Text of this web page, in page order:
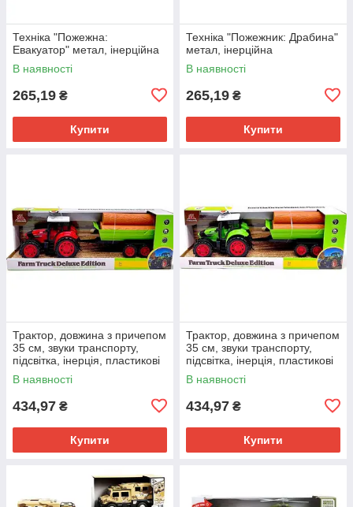
Техніка "Пожежна:
Евакуатор" метал, інерційна
В наявності
265,19 ₴
Купити
Техніка "Пожежник: Драбина"
метал, інерційна
В наявності
265,19 ₴
Купити
Трактор, довжина з причепом
35 см, звуки транспорту,
підсвітка, інерція, пластикові
колеса, 3 колоди, у коробці
(Червоний)
В наявності
434,97 ₴
Купити
Трактор, довжина з причепом
35 см, звуки транспорту,
підсвітка, інерція, пластикові
колеса, 3 колоди, у коробці
(ЗЕЛЕНИЙ)
В наявності
434,97 ₴
Купити